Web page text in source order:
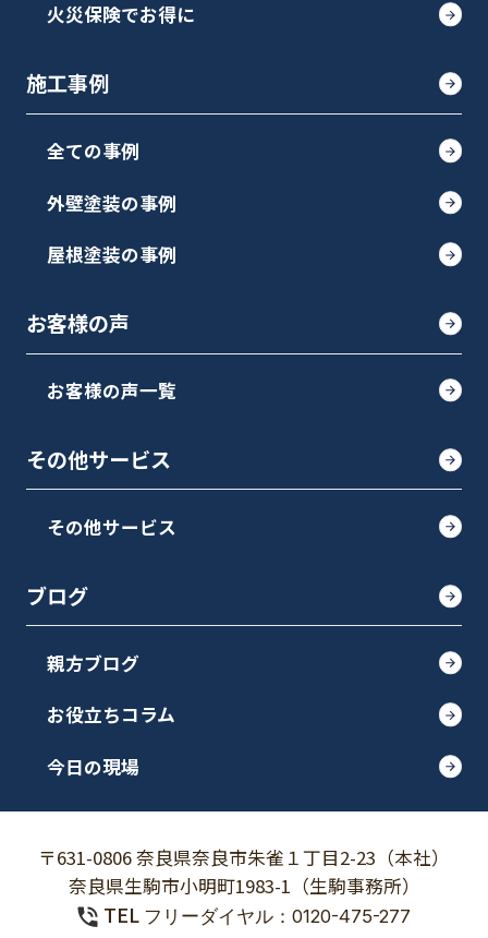
火災保険でお得に
施工事例
全ての事例
外壁塗装の事例
屋根塗装の事例
お客様の声
お客様の声一覧
その他サービス
その他サービス
ブログ
親方ブログ
お役立ちコラム
今日の現場
〒631-0806 奈良県奈良市朱雀１丁目2-23（本社）
奈良県生駒市小明町1983-1（生駒事務所）
TEL フリーダイヤル：0120-475-277